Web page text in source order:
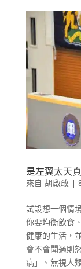
是左翼太天
來自 胡啟敢|
試設想一個情
你要均衡飲食
健康的生活，
會不會聞過則
病」、無視人